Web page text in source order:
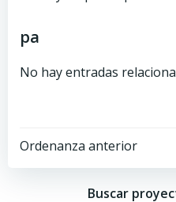
pa
No hay entradas
Ordenanza anterior
Buscar